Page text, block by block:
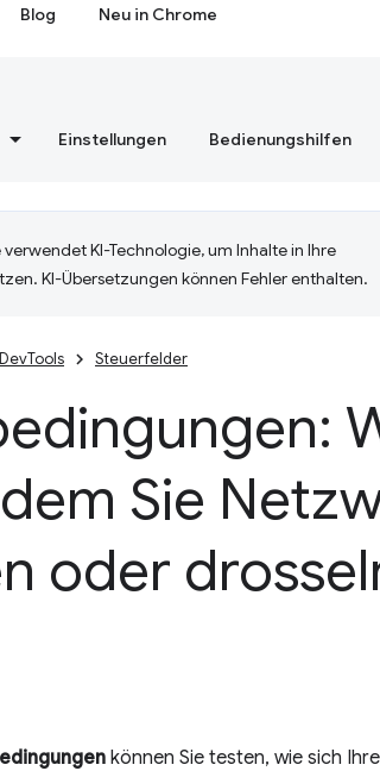
Blog Neu in Chrome
Einstellungen Bedienungshilfen
KI-Technologie, um Inhalte in Ihre
KI-Übersetzungen können Fehler enthalten.
Steuerfelder
Sie
oder
können Sie testen, wie sich